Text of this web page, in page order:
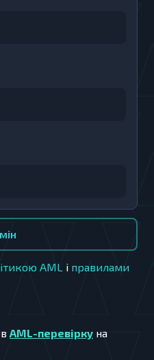
AML і правилами
AML-перевірку на